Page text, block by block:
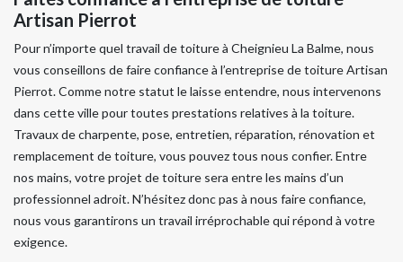
Artisan Pierrot
Pour n’importe quel travail de toiture à Cheignieu La Balme, nous
vous conseillons de faire confiance à l’entreprise de toiture Artisan
Pierrot. Comme notre statut le laisse entendre, nous intervenons
dans cette ville pour toutes prestations relatives à la toiture.
Travaux de charpente, pose, entretien, réparation, rénovation et
remplacement de toiture, vous pouvez tous nous confier. Entre
nos mains, votre projet de toiture sera entre les mains d’un
professionnel adroit. N’hésitez donc pas à nous faire confiance,
nous vous garantirons un travail irréprochable qui répond à votre
exigence.